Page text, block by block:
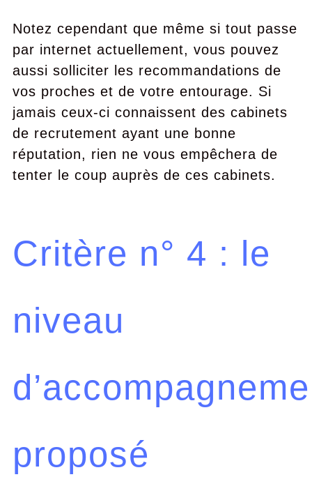
Notez cependant que même si tout passe
par internet actuellement, vous pouvez
aussi solliciter les recommandations de
vos proches et de votre entourage. Si
jamais ceux-ci connaissent des cabinets
de recrutement ayant une bonne
réputation, rien ne vous empêchera de
tenter le coup auprès de ces cabinets.
Critère n° 4 : le
niveau
proposé